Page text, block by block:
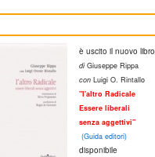
è uscito il nuovo libro
diGiuseppe Rippa
con Luigi O. Rintallo
"l'altro Radicale
Essere liberali
senza aggettivi"
(Guida editori)
disponibile